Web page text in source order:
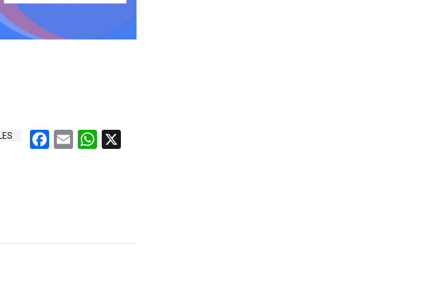
Facebook
EmailWhatsApp